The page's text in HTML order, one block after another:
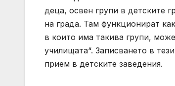
деца, освен групи в детските
на града. Там функционират
в които има такива групи,
училищата“. Записването в
прием в детските заведения.